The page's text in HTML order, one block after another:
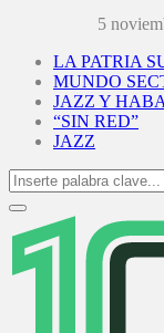
5
LA PATRIA
MUNDO
JAZZ Y
“SIN RED”
JAZZ
Search
for:
Primary
Menu